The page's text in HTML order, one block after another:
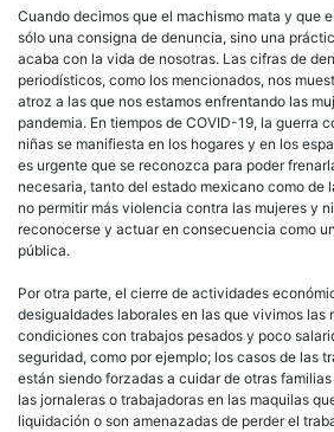
Cuando decimos que el machismo mata y que
sólo una consigna de denuncia, sino una
acaba con la vida de nosotras. Las cifras de
periodísticos, como los mencionados, nos
atroz a las que nos estamos enfrentando las
pandemia. En tiempos de COVID-19, la guerra
niñas se manifiesta en los hogares y en los
es urgente que se reconozca para poder
necesaria, tanto del estado mexicano como de
no permitir más violencia contra las mujeres y
reconocerse y actuar en consecuencia como
pública.
Por otra parte, el cierre de actividades
desigualdades laborales en las que vivimos las
condiciones con trabajos pesados y poco
seguridad, como por ejemplo; los casos de las
están siendo forzadas a cuidar de otras
las jornaleras o trabajadoras en las maquilas
liquidación o son amenazadas de perder el